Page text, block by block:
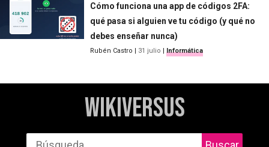
Cómo funciona una app de códigos 2FA:
qué pasa si alguien ve tu código (y qué no
debes enseñar nunca)
Rubén Castro | 31 julio | Informática
WikiVersus